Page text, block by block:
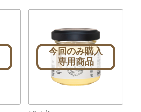
今回のみ購入
専用商品